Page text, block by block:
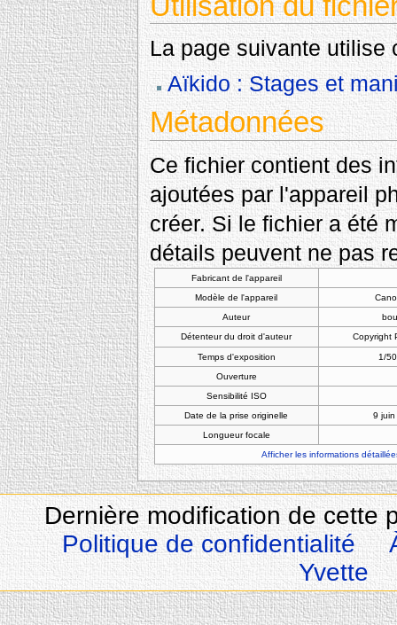
La page suivante utilise
Aïkido : Stages et
Métadonnées
Ce fichier contient des
ajoutées par l'appareil
créer. Si le fichier a été
détails peuvent ne pas
Fabricant de l'appareil
Modèle de l'appareil
Auteur
Détenteur du droit d'auteur
Copyright
Temps d'exposition
1/
Ouverture
Sensibilité ISO
Date de la prise originelle
9
Longueur focale
Afficher les informations
Dernière modification de cette
Politique de confidentialité
Yvette